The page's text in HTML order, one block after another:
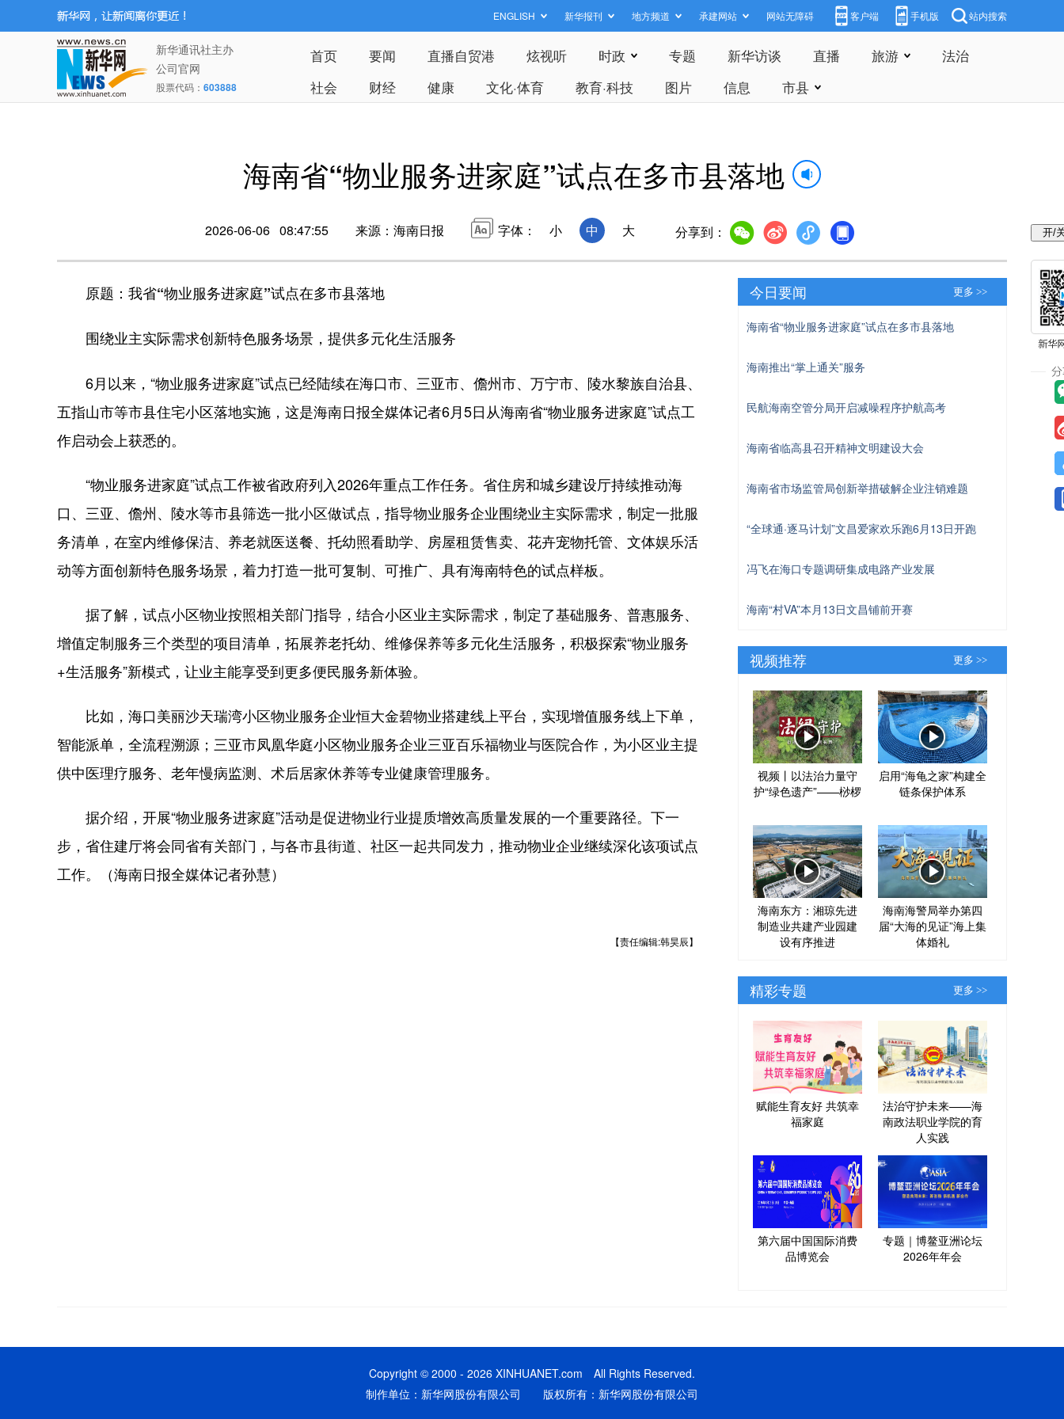
ENGLISH 新华报刊 地方频道 承建网站 网站无障碍 客户端 手机版 站内搜索
新华通讯社主办
公司官网
股票代码： 603888
首页 要闻 直播自贸港 炫视听 时政 专题 新华访谈 直播 旅游
法治
社会
财经 健康 文化·体育 教育·科技 图片 信息 市县
海南省“物业服务进家庭”试点在多市县落地
2026-06-06 08:47:55 来源：海南日报 字体： 小 中 大 分享到：
原题：我省“物业服务进家庭”试点在多市县落地
围绕业主实际需求创新特色服务场景，提供多元化生活服务
6月以来，“物业服务进家庭”试点已经陆续在海口市、三亚市、儋州市、万宁市、陵水黎族自治县、
五指山市等市县住宅小区落地实施，这是海南日报全媒体记者6月5日从海南省“物业服务进家庭”试点工
作启动会上获悉的。
“物业服务进家庭”试点工作被省政府列入2026年重点工作任务。省住房和城乡建设厅持续推动海
口、三亚、儋州、陵水等市县筛选一批小区做试点，指导物业服务企业围绕业主实际需求，制定一批服
务清单，在室内维修保洁、养老就医送餐、托幼照看助学、房屋租赁售卖、花卉宠物托管、文体娱乐活
动等方面创新特色服务场景，着力打造一批可复制、可推广、具有海南特色的试点样板。
据了解，试点小区物业按照相关部门指导，结合小区业主实际需求，制定了基础服务、普惠服务、
增值定制服务三个类型的项目清单，拓展养老托幼、维修保养等多元化生活服务，积极探索“物业服务
+生活服务”新模式，让业主能享受到更多便民服务新体验。
比如，海口美丽沙天瑞湾小区物业服务企业恒大金碧物业搭建线上平台，实现增值服务线上下单，
智能派单，全流程溯源；三亚市凤凰华庭小区物业服务企业三亚百乐福物业与医院合作，为小区业主提
供中医理疗服务、老年慢病监测、术后居家休养等专业健康管理服务。
据介绍，开展“物业服务进家庭”活动是促进物业行业提质增效高质量发展的一个重要路径。下一
步，省住建厅将会同省有关部门，与各市县街道、社区一起共同发力，推动物业企业继续深化该项试点
工作。（海南日报全媒体记者孙慧）
【责任编辑:韩昊辰】
今日要闻 更多 >>
海南省“物业服务进家庭”试点在多市县落地
海南推出“掌上通关”服务
民航海南空管分局开启减噪程序护航高考
海南省临高县召开精神文明建设大会
海南省市场监管局创新举措破解企业注销难题
“全球通·逐马计划”文昌爱家欢乐跑6月13日开跑
冯飞在海口专题调研集成电路产业发展
海南“村VA”本月13日文昌铺前开赛
视频推荐 更多 >>
视频丨以法治力量守
护“绿色遗产”——桫椤
启用“海龟之家”构建全
链条保护体系
海南东方：湘琼先进
制造业共建产业园建
设有序推进
海南海警局举办第四
届“大海的见证”海上集
体婚礼
精彩专题 更多 >>
赋能生育友好 共筑幸
福家庭
法治守护未来——海
南政法职业学院的育
人实践
第六届中国国际消费
品博览会
专题｜博鳌亚洲论坛
2026年年会
Copyright © 2000 - 2026 XINHUANET.com All Rights Reserved.
制作单位：新华网股份有限公司 版权所有：新华网股份有限公司